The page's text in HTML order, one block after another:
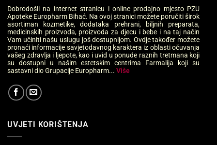
Dobrodošli na internet stranicu i online prodajno mjesto PZU
Apoteke Europharm Bihać. Na ovoj stranici možete poručiti širok
asortiman kozmetike, dodataka prehrani, biljnih preparata,
medicinskih proizvoda, proizvoda za djecu i bebe i na taj način
Vam učiniti našu uslugu još dostupnijom. Ovdje također možete
pronaći informacije savjetodavnog karaktera iz oblasti očuvanja
vašeg zdravlja i ljepote, kao i uvid u ponude raznih tretmana koji
su dostupni u našim estetskim centrima Farmalija koji su
sastavni dio Grupacije Europharm... Više
UVJETI KORIŠTENJA